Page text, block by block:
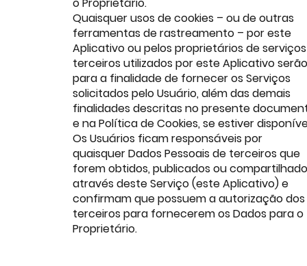
Quaisquer usos de cookies – ou de outras
ferramentas de rastreamento – por este
Aplicativo ou pelos proprietários de serviços
terceiros utilizados por este Aplicativo serão
para a finalidade de fornecer os Serviços
solicitados pelo Usuário, além das demais
finalidades descritas no presente
e na Política de Cookies, se estiver
Os Usuários ficam responsáveis por
quaisquer Dados Pessoais de terceiros que
forem obtidos, publicados ou
através deste Serviço (este Aplicativo) e
confirmam que possuem a autorização dos
terceiros para fornecerem os Dados para o
Proprietário.